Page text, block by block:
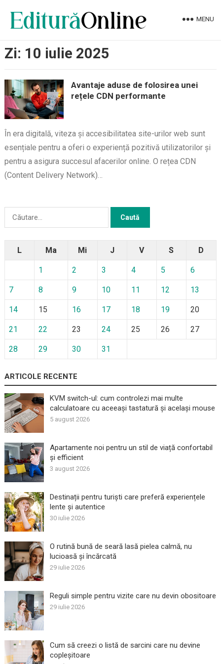
MENU
Zi: 10 iulie 2025
Avantaje aduse de folosirea unei
rețele CDN performante
În era digitală, viteza și accesibilitatea site-urilor web sunt
esențiale pentru a oferi o experiență pozitivă utilizatorilor și
pentru a asigura succesul afacerilor online. O rețea CDN
(Content Delivery Network)…
Caută
L Ma Mi J V S D
1 2 3 4 5 6
7 8 9 10 11 12 13
14 15 16 17 18 19 20
21 22 23 24 25 26 27
28 29 30 31
ARTICOLE RECENTE
KVM switch-ul: cum controlezi mai multe
calculatoare cu aceeași tastatură și același mouse
5 august 2026
Apartamente noi pentru un stil de viață confortabil
și efficient
3 august 2026
Destinații pentru turiști care preferă experiențele
lente și autentice
30 iulie 2026
O rutină bună de seară lasă pielea calmă, nu
lucioasă și încărcată
29 iulie 2026
Reguli simple pentru vizite care nu devin obositoare
29 iulie 2026
Cum să creezi o listă de sarcini care nu devine
copleșitoare